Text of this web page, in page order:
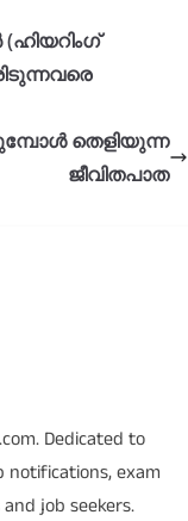
തെളിയുന്ന
ജീവിതപാത
Dedicated to
exam
job seekers.